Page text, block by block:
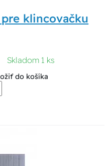
pre klincovačku
Skladom 1 ks
do košíka